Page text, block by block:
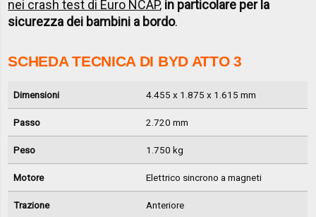
nei crash test di Euro NCAP, in particolare per la
sicurezza dei bambini a bordo.
SCHEDA TECNICA DI BYD ATTO 3
Dimensioni 4.455 x 1.875 x 1.615 mm
Passo 2.720 mm
Peso 1.750 kg
Motore Elettrico sincrono a magneti
Trazione Anteriore